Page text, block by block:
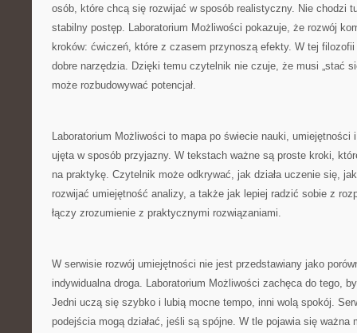
osób, które chcą się rozwijać w sposób realistyczny. Nie chodzi
stabilny postęp. Laboratorium Możliwości pokazuje, że rozwój
kroków: ćwiczeń, które z czasem przynoszą efekty. W tej
dobre narzędzia. Dzięki temu czytelnik nie czuje, że musi „stać
może rozbudowywać potencjał.
Laboratorium Możliwości to mapa po świecie nauki, umiejętności
ujęta w sposób przyjazny. W tekstach ważne są proste kroki,
na praktykę. Czytelnik może odkrywać, jak działa uczenie się,
rozwijać umiejętność analizy, a także jak lepiej radzić sobie z
łączy zrozumienie z praktycznymi rozwiązaniami.
W serwisie rozwój umiejętności nie jest przedstawiany jako
indywidualna droga. Laboratorium Możliwości zachęca do tego,
Jedni uczą się szybko i lubią mocne tempo, inni wolą spokój.
podejścia mogą działać, jeśli są spójne. W tle pojawia się ważna